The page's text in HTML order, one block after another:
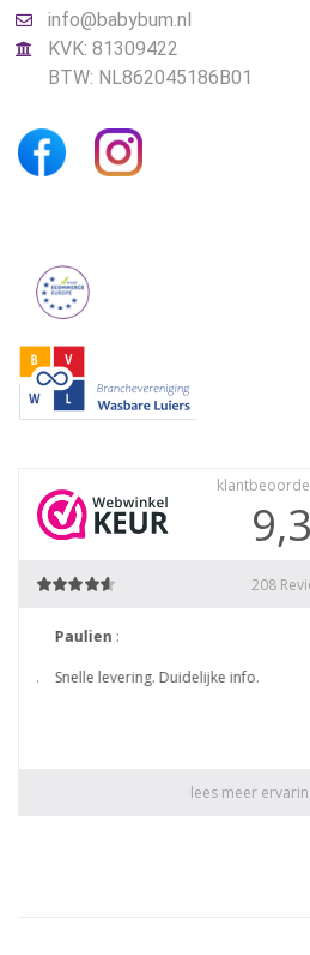
info@babybum.nl
KVK: 81309422
BTW: NL862045186B01